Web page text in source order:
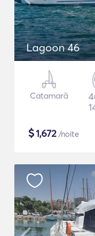
Lagoon 46
Catamarã
$1,672/noite